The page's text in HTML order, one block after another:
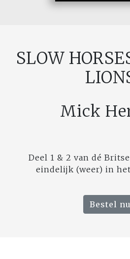
SLOW
Mick
Deel 1 & 2 van dé
eindelijk (weer) in
Bestel nu